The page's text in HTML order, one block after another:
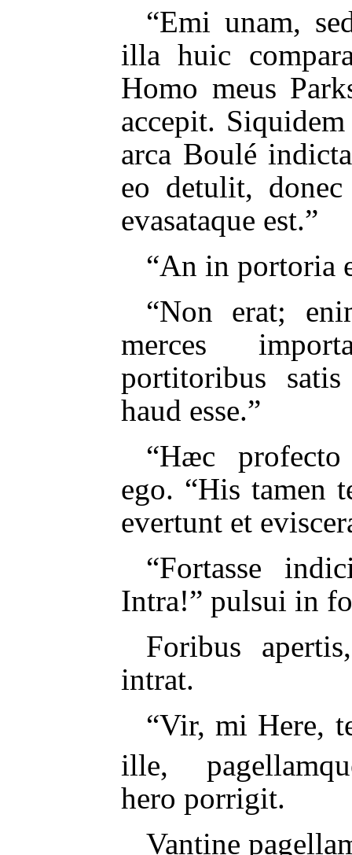
“Emi unam,
illa huic
Homo meus
accepit.
arca Boulé
eo detulit,
evasataque est.”
“An in portoria
“Non erat;
merces
portitoribus
haud esse.”
“Hæc
ego. “His tamen
evertunt et
“Fortasse
Intra!” pulsui in
Foribus
intrat.
“Vir, mi Here,
ille,
hero porrigit.
Vantine